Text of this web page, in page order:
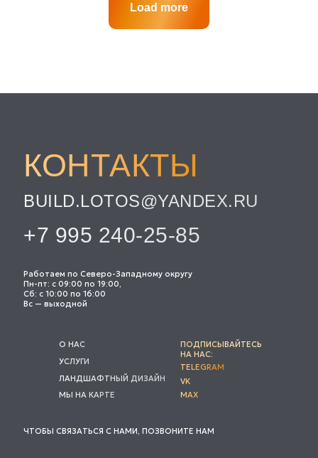
Load more
ПОДПИСЫВАЙТЕСЬ
НА НАС:
VK
MAX
TELEGRAM
МЫ НА КАРТЕ
ЛАНДШАФТНЫЙ ДИЗАЙН
УСЛУГИ
О НАС
Работаем по Северо-Западному округу
Пн-пт: с 09:00 по 19:00,
Сб: с 10:00 по 16:00
Вс — выходной
ЧТОБЫ СВЯЗАТЬСЯ С НАМИ, ПОЗВОНИТЕ НАМ
+7 995 240-25-85
BUILD.LOTOS@YANDEX.RU
КОНТАКТЫ